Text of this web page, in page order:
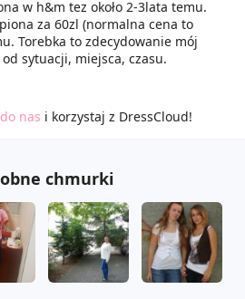
w h&m tez około 2-3lata temu.
za 60zl (normalna cena to
Torebka to zdecydowanie mój
od sytuacji, miejsca, czasu.
nas i korzystaj z DressCloud!
chmurki